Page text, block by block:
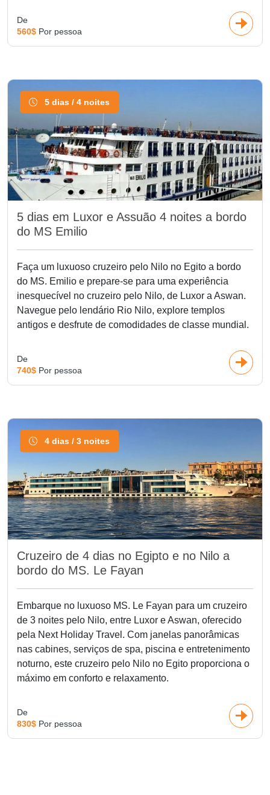
De
560$ Por pessoa
5 dias / 4 noites
5 dias em Luxor e Assuão 4 noites a bordo
do MS Emilio
Faça um luxuoso cruzeiro pelo Nilo no Egito a bordo
do MS. Emilio e prepare-se para uma experiência
inesquecível no cruzeiro pelo Nilo, de Luxor a Aswan.
Navegue pelo lendário Rio Nilo, explore templos
antigos e desfrute de comodidades de classe mundial.
De
740$ Por pessoa
4 dias / 3 noites
Cruzeiro de 4 dias no Egipto e no Nilo a
bordo do MS. Le Fayan
Embarque no luxuoso MS. Le Fayan para um cruzeiro
de 3 noites pelo Nilo, entre Luxor e Aswan, oferecido
pela Next Holiday Travel. Com janelas panorâmicas
nas cabines, serviços de spa, piscina e entretenimento
noturno, este cruzeiro pelo Nilo no Egito proporciona o
máximo em conforto e relaxamento.
De
830$ Por pessoa